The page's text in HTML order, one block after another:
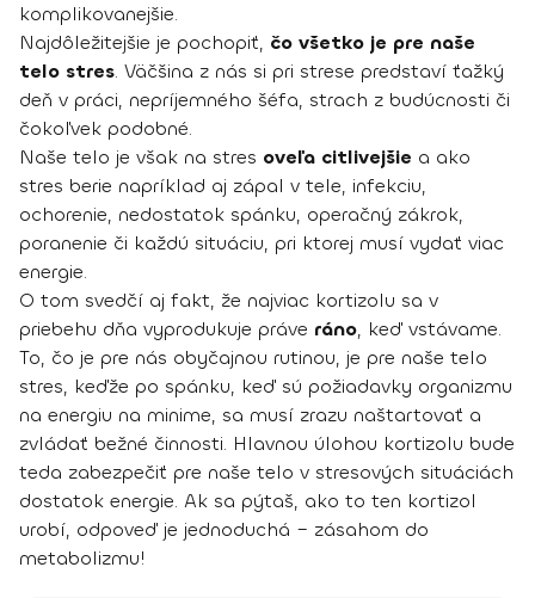
komplikovanejšie.
Najdôležitejšie je pochopiť, čo všetko je pre naše
telo stres. Väčšina z nás si pri strese predstaví ťažký
deň v práci, nepríjemného šéfa, strach z budúcnosti či
čokoľvek podobné.
Naše telo je však na stres oveľa citlivejšie a ako
stres berie napríklad aj zápal v tele, infekciu,
ochorenie, nedostatok spánku, operačný zákrok,
poranenie či každú situáciu, pri ktorej musí vydať viac
energie.
O tom svedčí aj fakt, že najviac kortizolu sa v
priebehu dňa vyprodukuje práve ráno, keď vstávame.
To, čo je pre nás obyčajnou rutinou, je pre naše telo
stres, keďže po spánku, keď sú požiadavky organizmu
na energiu na minime, sa musí zrazu naštartovať a
zvládať bežné činnosti. Hlavnou úlohou kortizolu bude
teda zabezpečiť pre naše telo v stresových situáciách
dostatok energie. Ak sa pýtaš, ako to ten kortizol
urobí, odpoveď je jednoduchá – zásahom do
metabolizmu!